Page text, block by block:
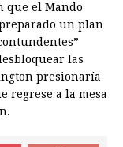
que el Mando
preparado un plan
las
presionaría
regrese a la mesa